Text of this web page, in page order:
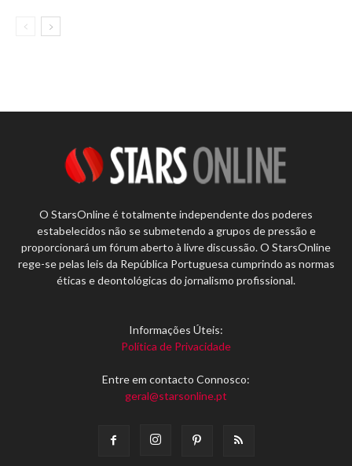
O StarsOnline é totalmente independente dos poderes
estabelecidos não se submetendo a grupos de pressão e
proporcionará um fórum aberto à livre discussão. O StarsOnline
rege-se pelas leis da República Portuguesa cumprindo as normas
éticas e deontológicas do jornalismo profissional.
Informações Úteis:
Política de Privacidade
Entre em contacto Connosco:
geral@starsonline.pt